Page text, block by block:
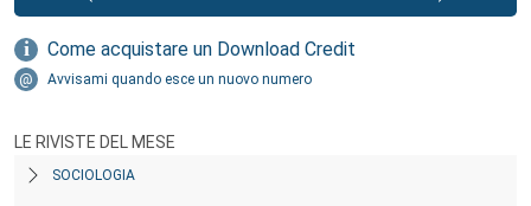
Come acquistare un Download Credit
Avvisami quando esce un nuovo numero
LE RIVISTE DEL MESE
SOCIOLOGIA